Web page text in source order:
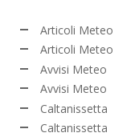
Articoli Meteo
Articoli Meteo
Avvisi Meteo
Avvisi Meteo
Caltanissetta
Caltanissetta